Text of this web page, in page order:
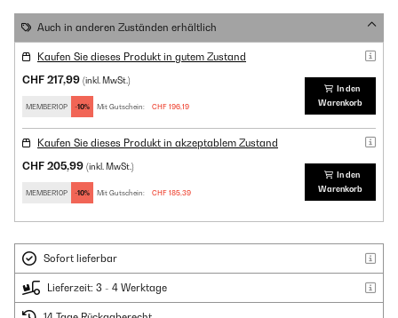
Auch in anderen Zuständen erhältlich
Kaufen Sie dieses Produkt in gutem Zustand
CHF 217,99 (inkl. MwSt.)
MEMBER10P -10% Mit Gutschein: CHF 196,19
In den
Warenkorb
Kaufen Sie dieses Produkt in akzeptablem Zustand
CHF 205,99 (inkl. MwSt.)
MEMBER10P -10% Mit Gutschein: CHF 185,39
In den
Warenkorb
Sofort lieferbar
Lieferzeit: 3 - 4 Werktage